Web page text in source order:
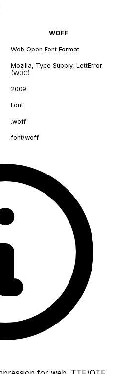
WOFF
Web Open Font Format
Mozilla, Type Supply, LettError
(W3C)
2009
Font
.woff
font/woff